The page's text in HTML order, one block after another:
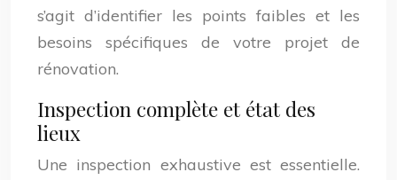
s’agit d’identifier les points faibles et les
besoins spécifiques de votre projet de
rénovation.
Inspection complète et état des
lieux
Une inspection exhaustive est essentielle.